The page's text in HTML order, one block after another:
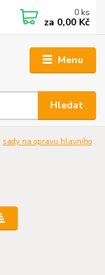
Menu
Hledat
0 ks
za 0,00 Kč
sady na opravu hlavního